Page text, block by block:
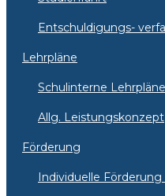
Entschuldigungs-
Lehrpläne
Schulinterne
Allg. Leistungskonzept
Förderung
Individuelle